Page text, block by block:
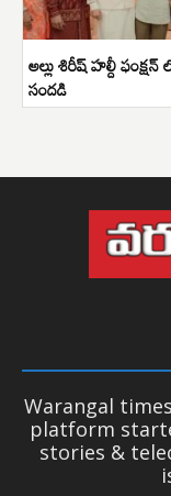
అల్లు శిరీష్ హల్దీ
సందడి
Warangal
platform
stories &